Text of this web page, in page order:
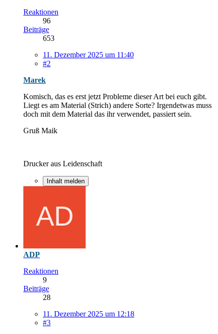
Reaktionen
96
Beiträge
653
11. Dezember 2025 um 11:40
#2
Marek
Komisch, das es erst jetzt Probleme dieser Art bei euch gibt.
Liegt es am Material (Strich) andere Sorte? Irgendetwas muss
doch mit dem Material das ihr verwendet, passiert sein.
Gruß Maik
Drucker aus Leidenschaft
Inhalt melden
ADP
Reaktionen
9
Beiträge
28
11. Dezember 2025 um 12:18
#3